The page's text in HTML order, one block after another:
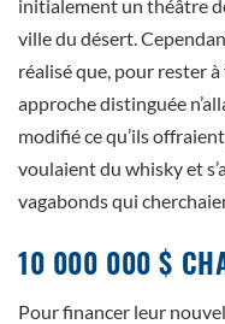
initialement un théâtre
ville du désert.
réalisé que, pour rester
approche distinguée
modifié ce qu’ils
voulaient du whisky et
vagabonds qui
10 000 000 $
Pour financer leur